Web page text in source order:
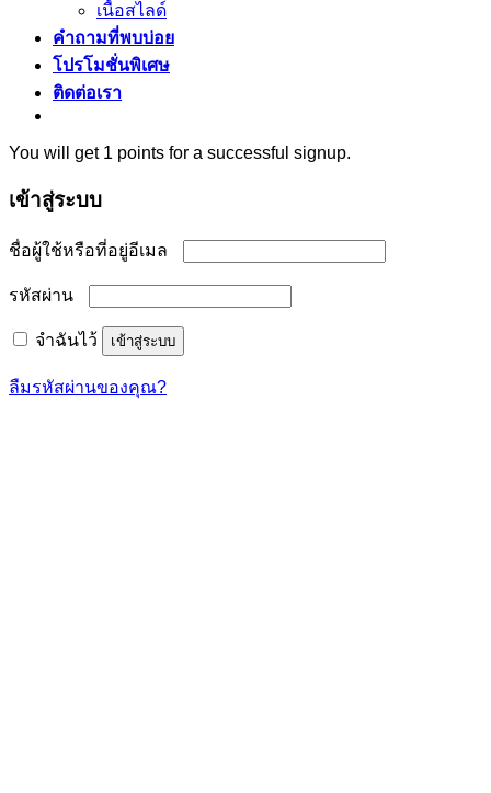
เนื้อสไลด์
คำถามที่พบบ่อย
โปรโมชั่นพิเศษ
ติดต่อเรา
You will get 1 points for a successful signup.
เข้าสู่ระบบ
ชื่อผู้ใช้หรือที่อยู่อีเมล
รหัสผ่าน
จำฉันไว้ เข้าสู่ระบบ
ลืมรหัสผ่านของคุณ?